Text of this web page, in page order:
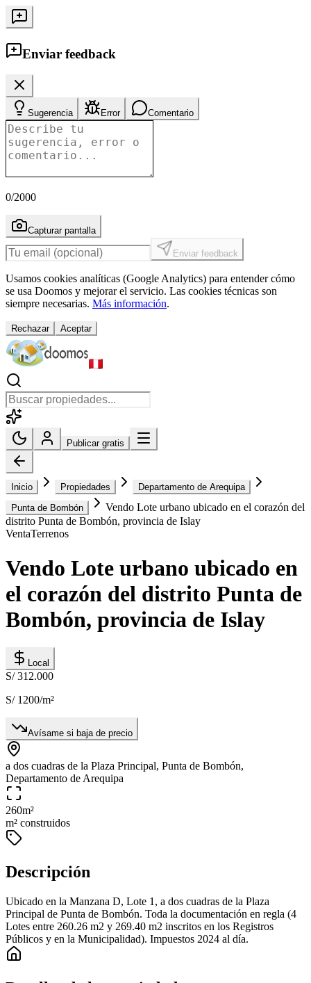
Enviar feedback
Sugerencia Error Comentario
0/2000
Capturar pantalla
Enviar feedback
Usamos cookies analíticas (Google Analytics) para entender cómo
se usa Doomos y mejorar el servicio. Las cookies técnicas son
siempre necesarias. Más información.
Rechazar Aceptar
Publicar gratis
Inicio Propiedades
Departamento de Arequipa
Punta de Bombón
Vendo Lote urbano ubicado en el corazón del
distrito Punta de Bombón, provincia de Islay
VentaTerrenos
Vendo Lote urbano ubicado en
el corazón del distrito Punta de
Bombón, provincia de Islay
Local
S/ 312.000
S/ 1200/m²
Avísame si baja de precio
a dos cuadras de la Plaza Principal, Punta de Bombón,
Departamento de Arequipa
260m²
m² construidos
Descripción
Ubicado en la Manzana D, Lote 1, a dos cuadras de la Plaza
Principal de Punta de Bombón. Toda la documentación en regla (4
Lotes entre 260.26 m2 y 269.40 m2 inscritos en los Registros
Públicos y en la Municipalidad). Impuestos 2024 al día.